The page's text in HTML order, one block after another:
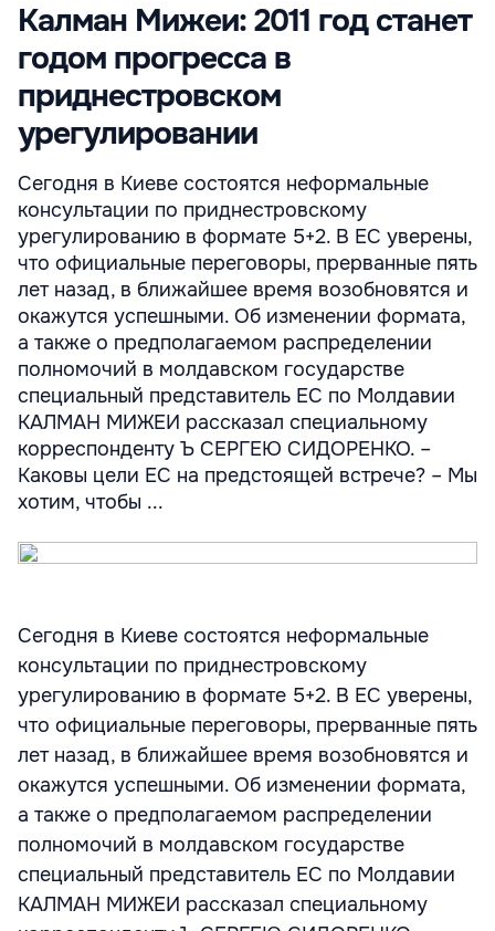
Калман Мижеи: 2011 год станет
годом прогресса в
приднестровском
урегулировании
Сегодня в Киеве состоятся неформальные
консультации по приднестровскому
урегулированию в формате 5+2. В ЕС уверены,
что официальные переговоры, прерванные пять
лет назад, в ближайшее время возобновятся и
окажутся успешными. Об изменении формата,
а также о предполагаемом распределении
полномочий в молдавском государстве
специальный представитель ЕС по Молдавии
КАЛМАН МИЖЕИ рассказал специальному
корреспонденту Ъ СЕРГЕЮ СИДОРЕНКО. –
Каковы цели ЕС на предстоящей встрече? – Мы
хотим, чтобы ...
Сегодня в Киеве состоятся неформальные
консультации по приднестровскому
урегулированию в формате 5+2. В ЕС уверены,
что официальные переговоры, прерванные пять
лет назад, в ближайшее время возобновятся и
окажутся успешными. Об изменении формата,
а также о предполагаемом распределении
полномочий в молдавском государстве
специальный представитель ЕС по Молдавии
КАЛМАН МИЖЕИ рассказал специальному